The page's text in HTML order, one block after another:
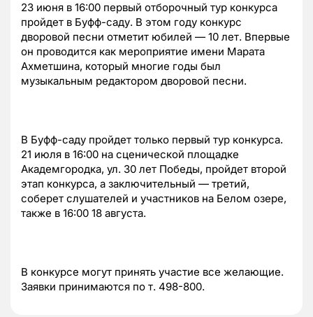
23 июня в 16:00 первый отборочный тур конкурса
пройдет в Буфф-саду. В этом году конкурс
дворовой песни отметит юбилей — 10 лет. Впервые
он проводится как мероприятие имени Марата
Ахметшина, который многие годы был
музыкальным редактором дворовой песни.
В Буфф-саду пройдет только первый тур конкурса.
21 июля в 16:00 на сценической площадке
Академгородка, ул. 30 лет Победы, пройдет второй
этап конкурса, а заключительный — третий,
соберет слушателей и участников на Белом озере,
также в 16:00 18 августа.
В конкурсе могут принять участие все желающие.
Заявки принимаются по т. 498-800.